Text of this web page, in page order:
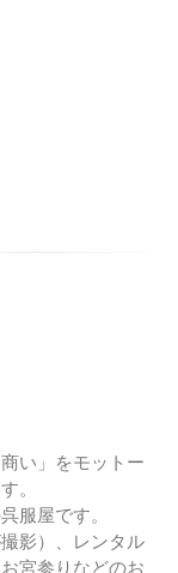
い」をモットー
。
服屋です。
影）、レンタル
宮参りなどのお